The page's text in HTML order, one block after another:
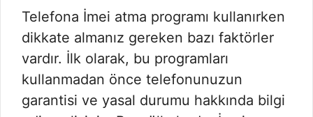
Telefona İmei atma programı kullanırken
dikkate almanız gereken bazı faktörler
vardır. İlk olarak, bu programları
kullanmadan önce telefonunuzun
garantisi ve yasal durumu hakkında bilgi